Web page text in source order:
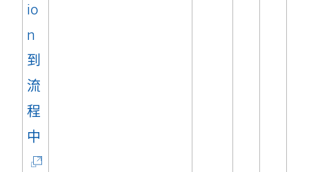
io
n
到
流
程
中
連